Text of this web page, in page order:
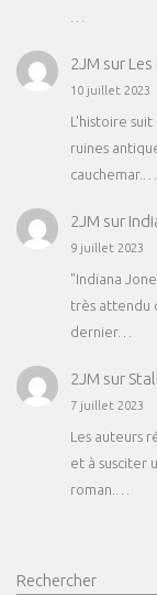
2JM sur Les
10 juillet 2023
L'histoire
ruines
cauchemar.…
2JM sur
9 juillet 2023
"Indiana
très attendu
dernier…
2JM sur
7 juillet 2023
Les auteurs
et à susciter
roman.…
Rechercher